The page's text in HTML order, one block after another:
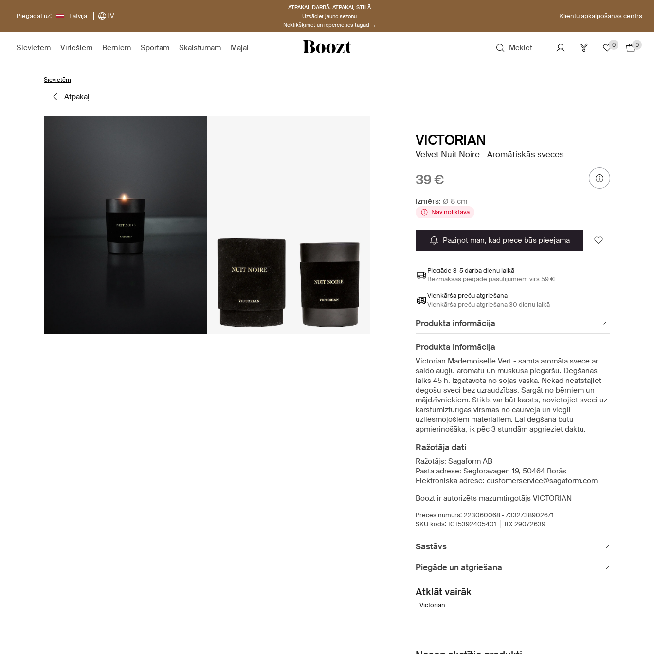
Piegādāt uz: Latvija LV
ATPAKAĻ DARBĀ, ATPAKAĻ STILĀ
Uzsāciet jauno sezonu
Noklikšķiniet un iepērcieties tagad →
Klientu apkalpošanas centrs
Sievietēm Vīriešiem Bērniem Sportam Skaistumam Mājai Meklēt 0 0
Sievietēm
atpakaļ
VICTORIAN
Velvet Nuit Noire - Aromātiskās sveces
39 €
Izmērs: Ø 8 cm
Nav noliktavā
paziņot man, kad prece būs pieejama
Piegāde 3-5 darba dienu laikā
Bezmaksas piegāde pasūtījumiem virs 59 €
Vienkārša preču atgriešana
Vienkārša preču atgriešana 30 dienu laikā
Produkta informācija
Produkta informācija
Victorian Mademoiselle Vert - samta aromāta svece ar
saldo augļu aromātu un muskusa piegaršu. Degšanas
laiks 45 h. Izgatavota no sojas vaska. Nekad neatstājiet
degošu sveci bez uzraudzības. Sargāt no bērniem un
mājdzīvniekiem. Stikls var būt karsts, novietojiet sveci uz
karstumizturīgas virsmas no caurvēja un viegli
uzliesmojošiem materiāliem. Lai degšana būtu
apmierinošāka, ik pēc 3 stundām apgrieziet daktu.
Ražotāja dati
Ražotājs: Sagaform AB
Pasta adrese: Segloravägen 19, 50464 Borås
Elektroniskā adrese: customerservice@sagaform.com
Boozt ir autorizēts mazumtirgotājs VICTORIAN
Preces numurs: 223060068 - 7332738902671
SKU kods: ICT5392405401 ID: 29072639
Sastāvs
Piegāde un atgriešana
Atklāt vairāk
victorian